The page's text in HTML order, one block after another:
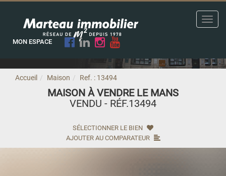
MON ESPACE
Accueil Maison Ref. : 13494
MAISON À VENDRE LE MANS
VENDU - RÉF.13494
SÉLECTIONNER LE BIEN
AJOUTER AU COMPARATEUR